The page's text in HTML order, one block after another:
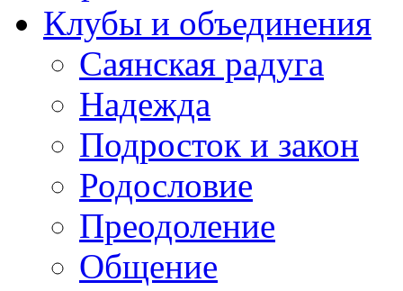
Клубы и объединения
Саянская радуга
Надежда
Подросток и закон
Родословие
Преодоление
Общение